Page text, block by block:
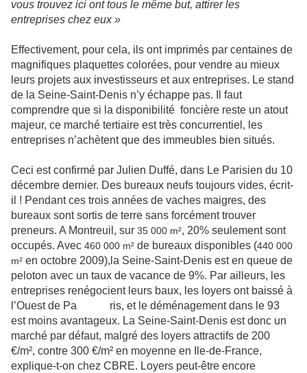
vous trouvez ici ont tous le même but, attirer les
entreprises chez eux »
Effectivement, pour cela, ils ont imprimés par centaines de
magnifiques plaquettes colorées, pour vendre au mieux
leurs projets aux investisseurs et aux entreprises. Le stand
de la Seine-Saint-Denis n’y échappe pas. Il faut
comprendre que si la disponibilité foncière reste un atout
majeur, ce marché tertiaire est très concurrentiel, les
entreprises n’achètent que des immeubles bien situés.
Ceci est confirmé par Julien Duffé, dans Le Parisien du 10
décembre dernier. Des bureaux neufs toujours vides, écrit-
il ! Pendant ces trois années de vaches maigres, des
bureaux sont sortis de terre sans forcément trouver
preneurs. A Montreuil, sur 35 000 m², 20% seulement sont
occupés. Avec 460 000 m² de bureaux disponibles (440 000
m² en octobre 2009),la Seine-Saint-Denis est en queue de
peloton avec un taux de vacance de 9%. Par ailleurs, les
entreprises renégocient leurs baux, les loyers ont baissé à
l’Ouest de Pa ris, et le déménagement dans le 93
est moins avantageux. La Seine-Saint-Denis est donc un
marché par défaut, malgré des loyers attractifs de 200
€/m², contre 300 €/m² en moyenne en Ile-de-France,
explique-t-on chez CBRE. Loyers peut-être encore